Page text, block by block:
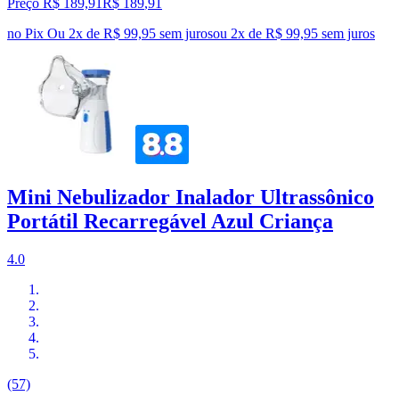
Preço R$ 189,91 R$ 189,91
no Pix Ou 2x de R$ 99,95 sem jurosou 2x de R$ 99,95 sem juros
Mini Nebulizador Inalador Ultrassônico
Portátil Recarregável Azul Criança
4.0
(57)